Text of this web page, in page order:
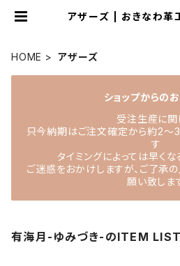
アザーズ | おきなわ
HOME アザーズ
ショップからの
受注生産に関
只今納期はご注文確定から約2〜
す
タイミングによっては早く
ご迷惑をおかけしますが、ご了承
願い致しま
有海月-ゆみづき-のITEM LIST